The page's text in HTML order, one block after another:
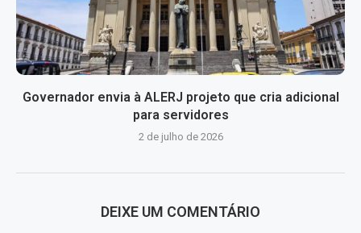
Governador envia à ALERJ projeto que cria adicional
para servidores
2 de julho de 2026
DEIXE UM COMENTÁRIO